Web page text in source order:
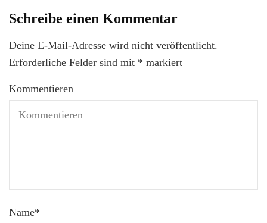
Schreibe einen Kommentar
Deine E-Mail-Adresse wird nicht veröffentlicht.
Erforderliche Felder sind mit * markiert
Kommentieren
Name*